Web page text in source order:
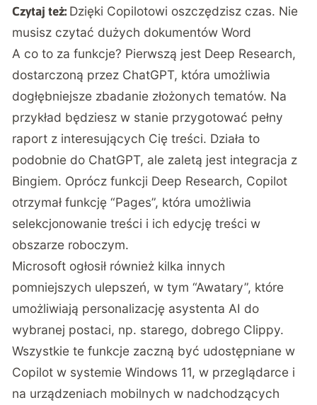
Czytaj też: Dzięki Copilotowi oszczędzisz czas. Nie
musisz czytać dużych dokumentów Word
A co to za funkcje? Pierwszą jest Deep Research,
dostarczoną przez ChatGPT, która umożliwia
dogłębniejsze zbadanie złożonych tematów. Na
przykład będziesz w stanie przygotować pełny
raport z interesujących Cię treści. Działa to
podobnie do ChatGPT, ale zaletą jest integracja z
Bingiem. Oprócz funkcji Deep Research, Copilot
otrzymał funkcję “Pages”, która umożliwia
selekcjonowanie treści i ich edycję treści w
obszarze roboczym.
Microsoft ogłosił również kilka innych
pomniejszych ulepszeń, w tym “Awatary”, które
umożliwiają personalizację asystenta AI do
wybranej postaci, np. starego, dobrego Clippy.
Wszystkie te funkcje zaczną być udostępniane w
Copilot w systemie Windows 11, w przeglądarce i
na urządzeniach mobilnych w nadchodzących